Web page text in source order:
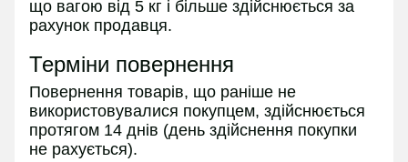
що вагою від 5 кг і більше здійснюється за
рахунок продавця.
Терміни повернення
Повернення товарів, що раніше не
використовувалися покупцем, здійснюється
протягом 14 днів (день здійснення покупки
не рахується).